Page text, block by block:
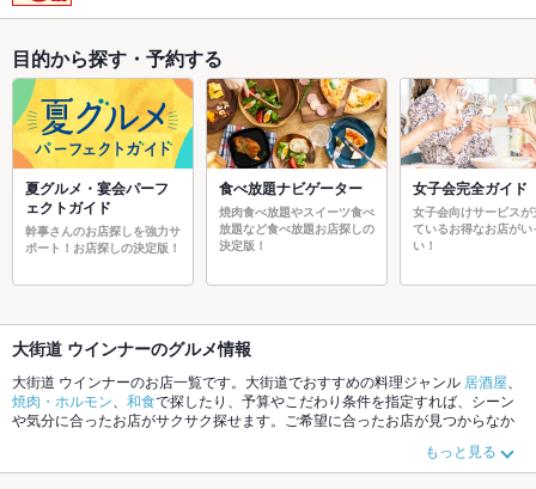
目的から探す・予約する
夏グルメ・宴会パーフ
ェクトガイド
幹事さんのお店探しを強力サ
ポート！お店探しの決定版！
食べ放題ナビゲーター
焼肉食べ放題やスイーツ食べ
放題など食べ放題お店探しの
決定版！
女子会完全ガイド
女子会向けサービスが
ているお得なお店がい
い！
大街道 ウインナーのグルメ情報
大街道 ウインナーのお店一覧です。大街道でおすすめの料理ジャンル 居酒屋
焼肉・ホルモン
和食で探したり、予算やこだわり条件を指定すれば、シーン
や気分に合ったお店がサクサク探せます。ご希望に合ったお店が見つからなか
てください。ホットペッパーグルメなら、お得なクーポンはもちろん、こだわ
りメニューからあげ、お茶漬け、エビ料理や季節のおすすめ料理など、お店の
もっと見る